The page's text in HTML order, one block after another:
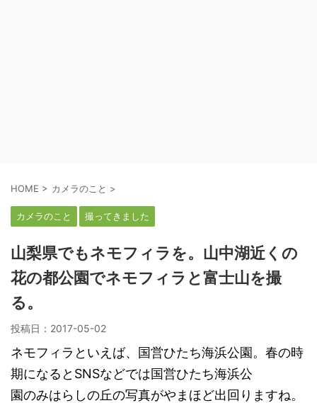
HOME > カメラのこと >
カメラのこと 撮ってきました
山梨県でもネモフィラを。山中湖近くの
花の都公園でネモフィラと富士山を撮
る。
投稿日： 2017-05-02
ネモフィラといえば、国営ひたち海浜公園。春の時
期になるとSNSなどでは国営ひたち海浜公
園のみはらしの丘の写真がやまほど出回りますね。